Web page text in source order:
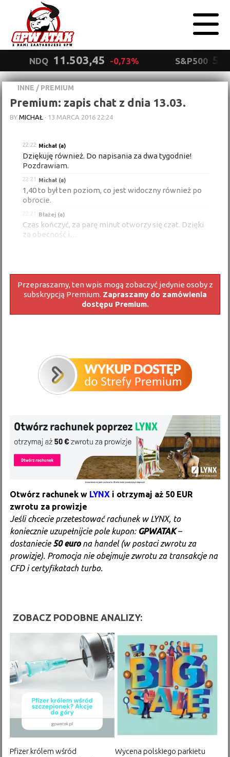
NDQ 11.503,45 -0,73% S&P500
INNE / PREMIUM
Premium: zapis chat z dnia 13.03.
BYMICHAŁ · 13 MARCA 2016 22:24
22:22 Michał (a)
Dziękuję również. Do napisania za dwa tygodnie!
Pozdrawiam.
22:21 Michał (a)
1,40 to był ten poziom, co jest widoczny również po
obrocie.
Błażej (a)
Czas kończyć, za parę minut otworzy się czat. Dzięki
za obecność i…
Przepraszamy, ten wpis mogą zobaczyć jedynie osoby z
subskrypcją Premium. Zapraszamy do zamówienia
dostępu Premium.
Otwórz rachunek w LYNX i otrzymaj aż 50 EUR
zwrotu za prowizje
Jeśli chcecie przetestować rachunek w LYNX, to
koniecznie uzupełnijcie pole kupon: GPWATAK–
dostaniecie 50 eurona handel (w postaci zwrotu za
prowizje). Promocja nie obejmuje zwrotu za transakcje na
CFD i certyfikatach turbo.
ZOBACZ PODOBNE ANALIZY:
Pfizer królem wśród
Wycena polskiego parkietu
prywatności
Wyrażam zgodę.